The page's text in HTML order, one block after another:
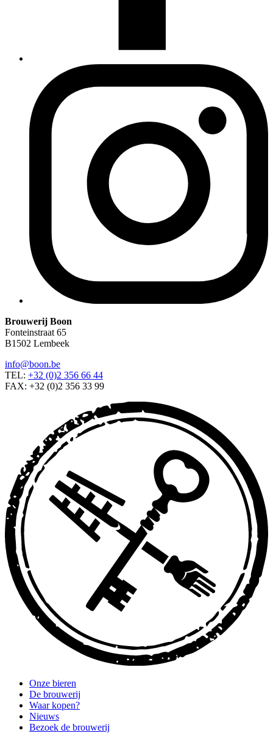
Brouwerij Boon
Fonteinstraat 65
B1502 Lembeek
info@boon.be
TEL: +32 (0)2 356 66 44
FAX: +32 (0)2 356 33 99
Onze bieren
De brouwerij
Waar kopen?
Nieuws
Bezoek de brouwerij